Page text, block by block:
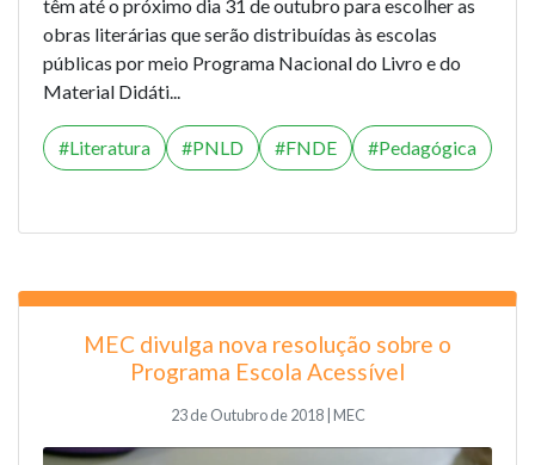
têm até o próximo dia 31 de outubro para escolher as
obras literárias que serão distribuídas às escolas
públicas por meio Programa Nacional do Livro e do
Material Didáti...
Literatura PNLD FNDE Pedagógica
MEC divulga nova resolução sobre o
Programa Escola Acessível
23 de Outubro de 2018 | MEC